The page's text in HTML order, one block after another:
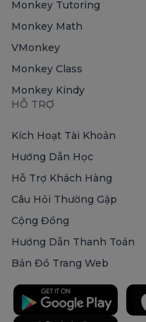
Monkey Tutoring
Monkey Math
VMonkey
Monkey Class
Monkey Kindy
HỖ TRỢ
Kích Hoạt Tài Khoản
Hướng Dẫn Học
Hỗ Trợ Khách Hàng
Câu Hỏi Thường Gặp
Cộng Đồng
Hướng Dẫn Thanh Toán
Bản Đồ Trang Web